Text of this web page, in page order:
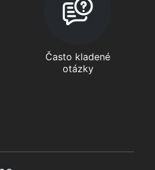
Často kladené
otázky